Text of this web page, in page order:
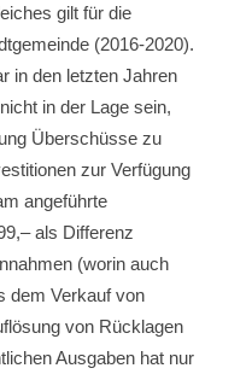
gilt für die
(2016-2020).
in den letzten Jahren
in der Lage sein,
Überschüsse zu
zur Verfügung
angeführte
als Differenz
(worin auch
dem Verkauf von
von Rücklagen
Ausgaben hat nur